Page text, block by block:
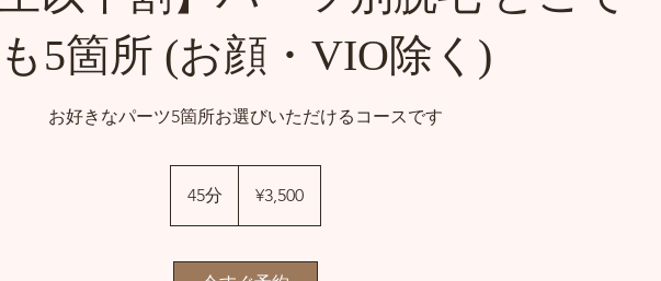
も5箇所 (お顔・VIO除く)
お好きなパーツ5箇所お選びいただけるコースです
45分
5
¥3,500